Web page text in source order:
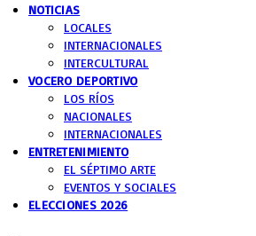
NOTICIAS
LOCALES
INTERNACIONALES
INTERCULTURAL
VOCERO DEPORTIVO
LOS RÍOS
NACIONALES
INTERNACIONALES
ENTRETENIMIENTO
EL SÉPTIMO ARTE
EVENTOS Y SOCIALES
ELECCIONES 2026